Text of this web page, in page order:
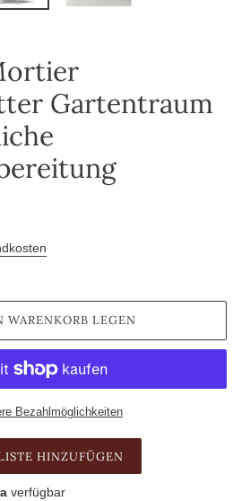
Gartentraum
WARENKORB LEGEN
Bezahlmöglichkeiten
HINZUFÜGEN
verfügbar